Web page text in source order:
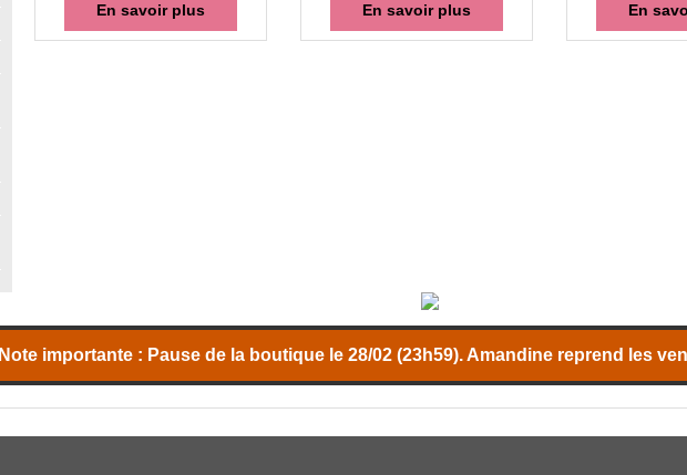
En savoir plus En savoir plus En
Note importante : Pause de la boutique le 28/02 (23h59). Amandine reprend les